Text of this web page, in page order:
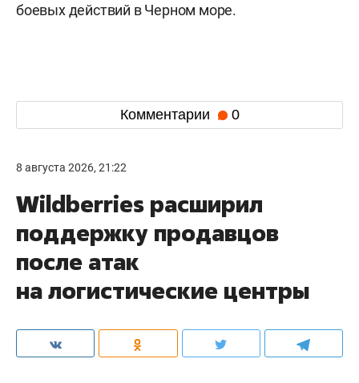
боевых действий в Черном море.
Комментарии 0
8 августа 2026, 21:22
Wildberries расширил
поддержку продавцов
после атак
на логистические центры